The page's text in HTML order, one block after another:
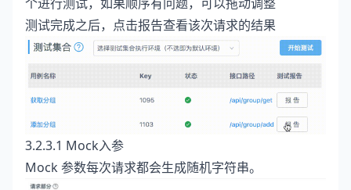
测试完成之后，点击报告查看该次请求的结果
3.2.3.1 Mock入参
Mock 参数每次请求都会生成随机字符串。